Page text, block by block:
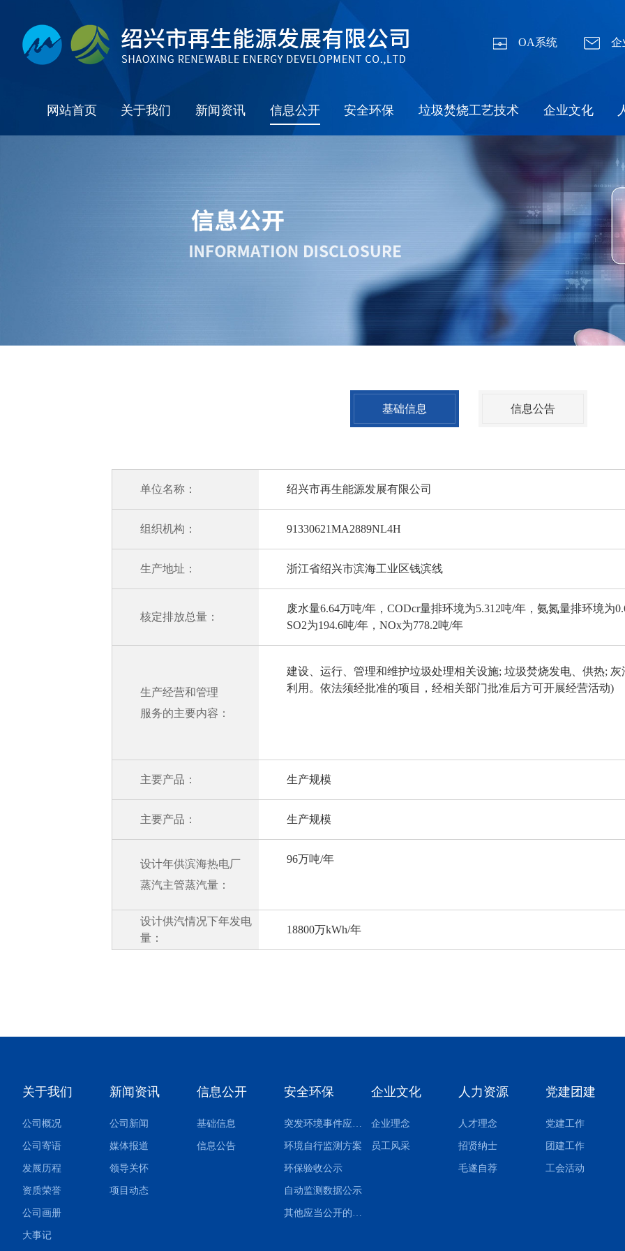
OA系统 企
网站首页 关于我们 新闻资讯 信息公开 安全环保 垃圾焚烧工艺技术 企业文化
基础信息 信息公告
单位名称： 绍兴市再生能源发展有限公司
组织机构： 91330621MA2889NL4H
生产地址： 浙江省绍兴市滨海工业区钱滨线
核定排放总量：
废水量6.64万吨/年，CODcr量排环境为5.312吨/年，氨氮量排环境为
SO2为194.6吨/年，NOx为778.2吨/年
生产经营和管理
服务的主要内容：
建设、运行、管理和维护垃圾处理相关设施; 垃圾焚烧发电、供热; 灰
利用。依法须经批准的项目，经相关部门批准后方可开展经营活动)
主要产品： 生产规模
主要产品： 生产规模
设计年供滨海热电厂
蒸汽主管蒸汽量：
96万吨/年
设计供汽情况下年发电
量：
18800万kWh/年
关于我们
公司概况
公司寄语
发展历程
资质荣誉
公司画册
大事记
新闻资讯
公司新闻
媒体报道
领导关怀
项目动态
信息公开
基础信息
信息公告
安全环保
突发环境事件应急预案
环境自行监测方案
环保验收公示
自动监测数据公示
其他应当公开的环境信息
企业文化
企业理念
员工风采
人力资源
人才理念
招贤纳士
毛遂自荐
党建团建
党建工作
团建工作
工会活动